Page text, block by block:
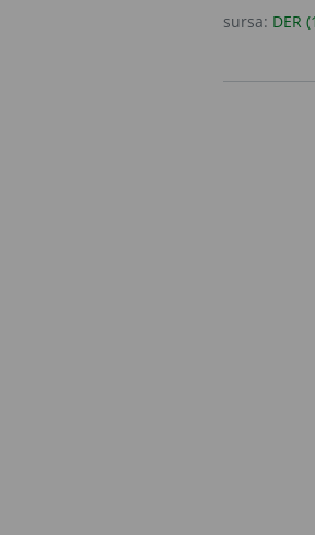
sursa: DER